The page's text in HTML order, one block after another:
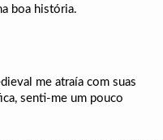
boa história.
me atraía com suas
senti-me um pouco